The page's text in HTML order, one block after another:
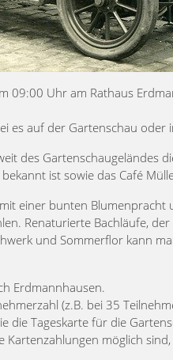
09:00 Uhr am Rathaus
es auf der Gartenschau
des Gartenschaugeländes
ist sowie das Café
einer bunten
Renaturierte Bachläufe,
und Sommerflor kann
Erdmannhausen.
(z.B. bei 35
die Tageskarte für die
Kartenzahlungen möglich